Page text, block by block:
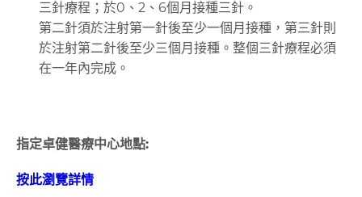
三針療程；於0、2、6個月接種三針。
第二針須於注射第一針後至少一個月接種，第三針則
於注射第二針後至少三個月接種。整個三針療程必須
在一年內完成。
指定卓健醫療中心地點:
按此瀏覽詳情